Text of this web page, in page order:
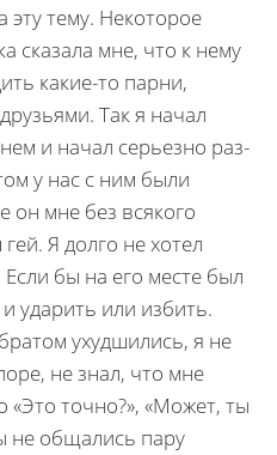
эту тему. Некоторое
сказала мне, что к нему
какие-то парни,
Так я начал
и начал серьезно раз­
у нас с ним были
он мне без всякого
Я долго не хотел
бы на его месте был
ударить или избить.
ухуд­шились, я не
не знал, что мне
«Это точно?», «Может, ты
не общались пару